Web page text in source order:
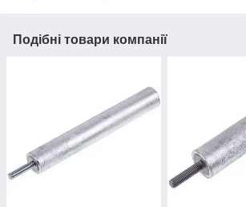
Подібні товари компанії